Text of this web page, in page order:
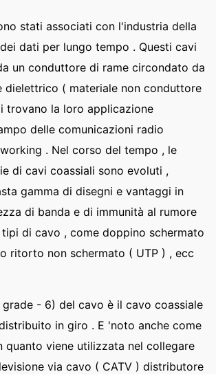
stati associati con l'industria della
dati per lungo tempo . Questi cavi
un conduttore di rame circondato da
dielettrico ( materiale non conduttore
trovano la loro applicazione
delle comunicazioni radio
. Nel corso del tempo , le
di cavi coassiali sono evoluti ,
gamma di disegni e vantaggi in
di banda e di immunità al rumore
di cavo , come doppino schermato
ritorto non schermato ( UTP ) , ecc
grade - 6) del cavo è il cavo coassiale
in giro . E 'noto anche come
quanto viene utilizzata nel collegare
via cavo ( CATV ) distributore